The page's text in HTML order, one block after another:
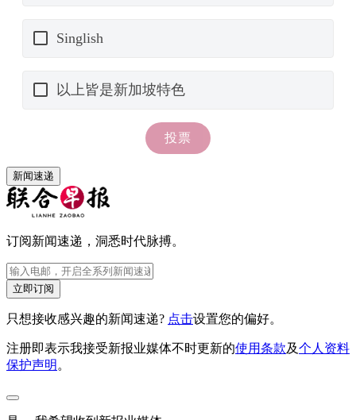
新闻速递
订阅新闻速递，洞悉时代脉搏。
立即订阅
只想接收感兴趣的新闻速递? 点击设置您的偏好。
注册即表示我接受新报业媒体不时更新的使用条款及个人资料
保护声明 。